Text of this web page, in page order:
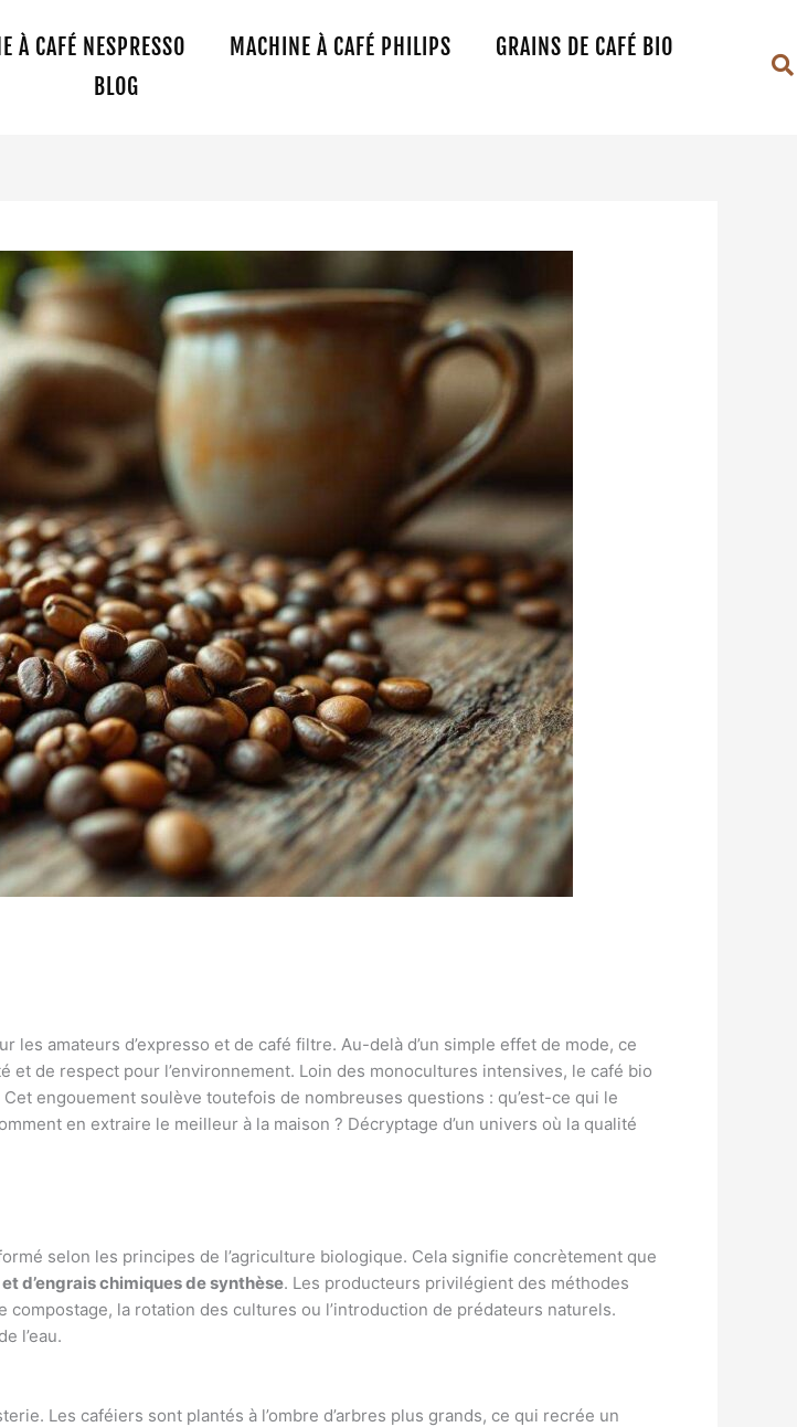
À CAFÉ NESPRESSO MACHINE À CAFÉ PHILIPS
GRAINS DE CAFÉ BIO
BLOG
les amateurs d’expresso et de café filtre. Au-delà d’un simple effet de mode, ce
de respect pour l’environnement. Loin des monocultures intensives, le café bio
engouement soulève toutefois de nombreuses questions : qu’est-ce qui le
en extraire le meilleur à la maison ? Décryptage d’un univers où la qualité
selon les principes de l’agriculture biologique. Cela signifie concrètement que
d’engrais chimiques de synthèse. Les producteurs privilégient des méthodes
la rotation des cultures ou l’introduction de prédateurs naturels.
l’eau.
Les caféiers sont plantés à l’ombre d’arbres plus grands, ce qui recrée un